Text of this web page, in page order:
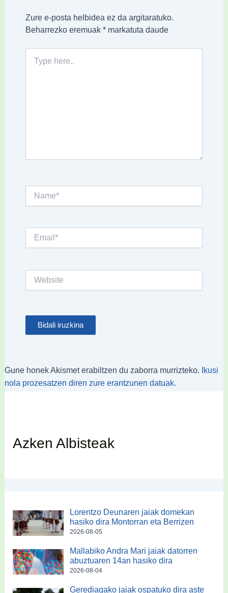
Zure e-posta helbidea ez da argitaratuko.
Beharrezko eremuak *markatuta daude
here..
Email*
Website
Gune honek Akismet erabiltzen du zaborra murrizteko.
Ikusi
nola prozesatzen diren zure erantzunen datuak.
Azken Albisteak
Lorentzo Deunaren jaiak domekan
hasiko dira Montorran eta Berrizen
2026-08-05
Mallabiko Andra Mari jaiak datorren
abuztuaren 14an hasiko dira
2026-08-04
Gerediagako jaiak ospatuko dira aste